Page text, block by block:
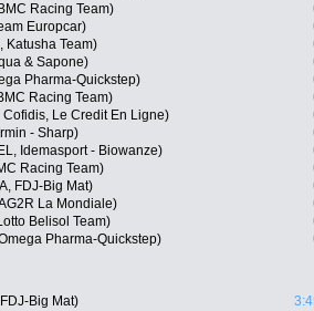
Racing Team)
Europcar)
Katusha Team)
& Sapone)
Pharma-Quickstep)
Racing Team)
Cofidis, Le Credit En Ligne)
- Sharp)
Idemasport - Biowanze)
Racing Team)
FDJ-Big Mat)
La Mondiale)
Belisol Team)
Pharma-Quickstep)
Big Mat)